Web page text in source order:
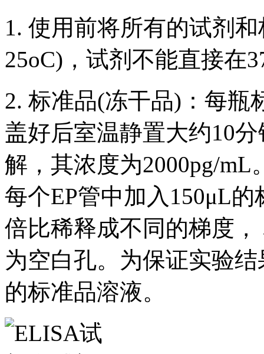
1. 使用前将所有的试剂
25oC)，试剂不能直接在
2. 标准品(冻干品)：每瓶
盖好后室温静置大约10
解，其浓度为2000pg/mL
每个EP管中加入150μL
倍比稀释成不同的梯度
为空白孔。为保证实验
的标准品溶液。